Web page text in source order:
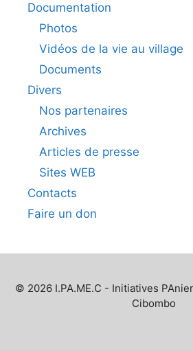
Documentation
Photos
Vidéos de la vie au village
Documents
Divers
Nos partenaires
Archives
Articles de presse
Sites WEB
Contacts
Faire un don
© 2026 I.PA.ME.C - Initiatives
Cibombo